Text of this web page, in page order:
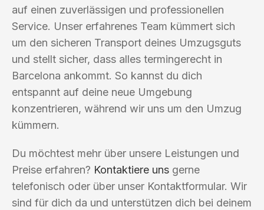
auf einen zuverlässigen und professionellen
Service. Unser erfahrenes Team kümmert sich
um den sicheren Transport deines Umzugsguts
und stellt sicher, dass alles termingerecht in
Barcelona ankommt. So kannst du dich
entspannt auf deine neue Umgebung
konzentrieren, während wir uns um den Umzug
kümmern.
Du möchtest mehr über unsere Leistungen und
Preise erfahren? Kontaktiere uns gerne
telefonisch oder über unser Kontaktformular. Wir
sind für dich da und unterstützen dich bei deinem